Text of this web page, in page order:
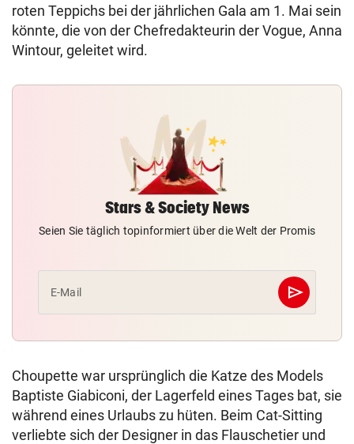
roten Teppichs bei der jährlichen Gala am 1. Mai sein
könnte, die von der Chefredakteurin der Vogue, Anna
Wintour, geleitet wird.
Stars & Society News
Seien Sie täglich topinformiert über die Welt der Promis
E-Mail send
Abschicken
Choupette war ursprünglich die Katze des Models
Baptiste Giabiconi, der Lagerfeld eines Tages bat, sie
während eines Urlaubs zu hüten. Beim Cat-Sitting
verliebte sich der Designer in das Flauschetier und